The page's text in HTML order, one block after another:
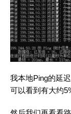
我本地Ping的延
可以看到有大约